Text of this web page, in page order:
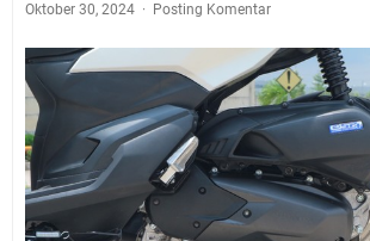
Oktober 30, 2024 Posting Komentar